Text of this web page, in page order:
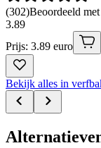
(302)Beoordeeld
3.89
Prijs: 3.89 euro
Bekijk alles in